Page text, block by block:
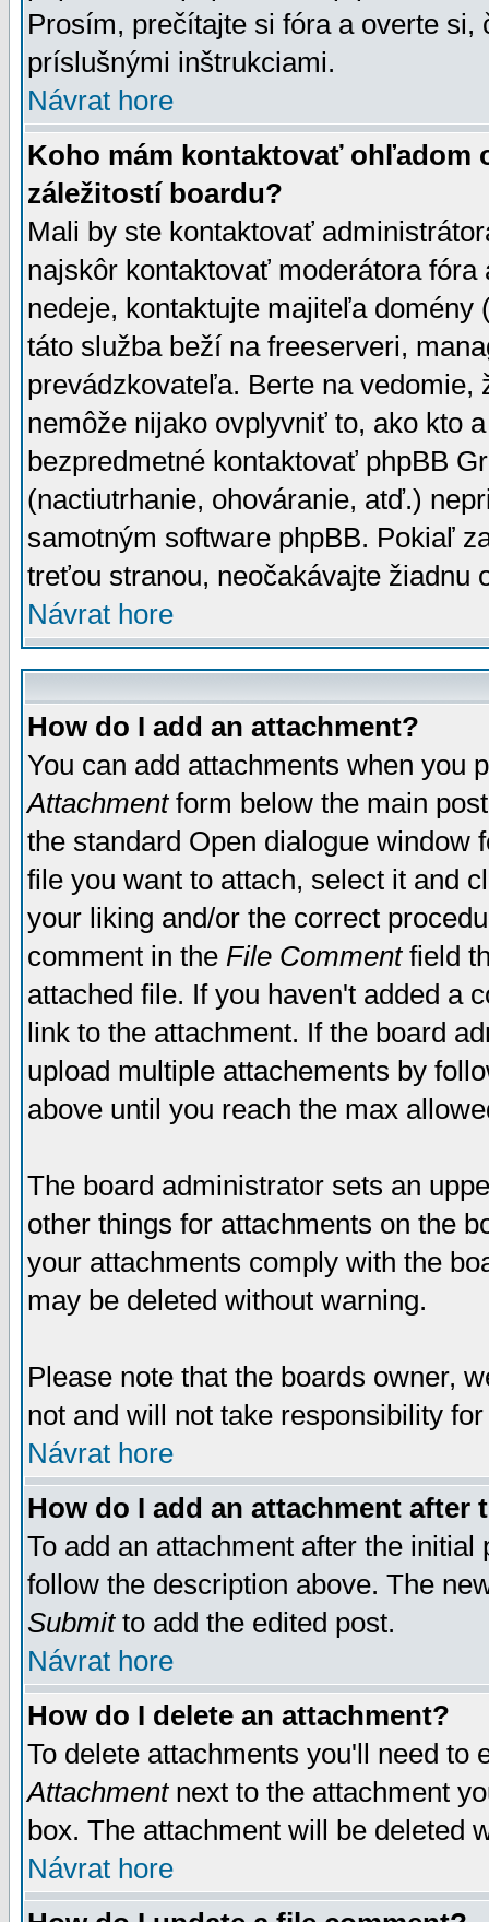
Prosím, prečítajte si fóra a overte
príslušnými inštrukciami.
Návrat hore
Koho mám kontaktovať ohľadom
záležitostí boardu?
Mali by ste kontaktovať
najskôr kontaktovať moderátora
nedeje, kontaktujte majiteľa
táto služba beží na freeserveri,
prevádzkovateľa. Berte na vedomie,
nemôže nijako ovplyvniť to, ako kto
bezpredmetné kontaktovať phpBB
(nactiutrhanie, ohováranie, atď.)
samotným software phpBB. Pokiaľ
treťou stranou, neočakávajte žiadnu
Návrat hore
How do I add an attachment?
You can add attachments when you
Attachmentform below the main
the standard Open dialogue window
file you want to attach, select it and
your liking and/or the correct
comment in the File Commentfield
attached file. If you haven't added a
link to the attachment. If the board
upload multiple attachements by
above until you reach the max
The board administrator sets an
other things for attachments on the
your attachments comply with the
may be deleted without warning.
Please note that the boards owner,
not and will not take responsibility
Návrat hore
How do I add an attachment after
To add an attachment after the
follow the description above. The
Submitto add the edited post.
Návrat hore
How do I delete an attachment?
To delete attachments you'll need
Attachmentnext to the attachment
box. The attachment will be deleted
Návrat hore